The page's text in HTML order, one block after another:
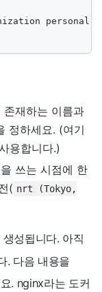
personal
재하는 이름과
정하세요. (여기
용합니다.)
쓰는 시점에 한
( nrt (Tokyo,
생성됩니다. 아직
. 다음 내용을
. nginx라는 도커